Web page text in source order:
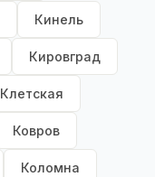
Кинель
Кировград
Клетская
Ковров
Коломна